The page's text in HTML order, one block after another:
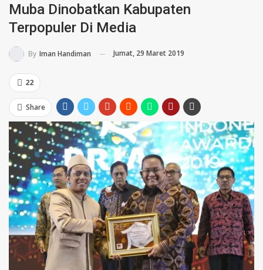
Muba Dinobatkan Kabupaten
Terpopuler Di Media
By Iman Handiman Jumat, 29 Maret 2019
22
Share